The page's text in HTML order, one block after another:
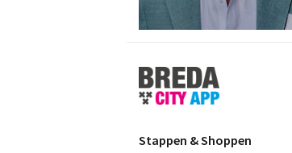
Stappen
&
Shoppen
Stappen & Shoppen